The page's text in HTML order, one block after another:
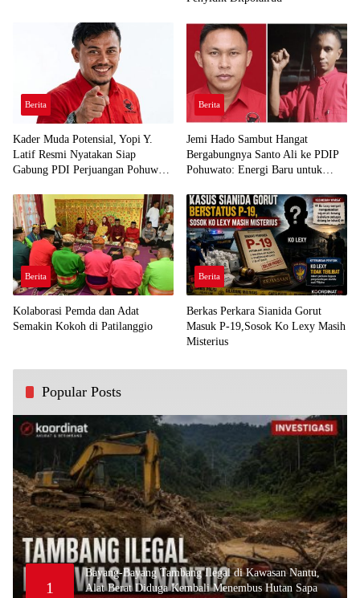
Berita
Kader Muda Potensial, Yopi Y.
Latif Resmi Nyatakan Siap
Gabung PDI Perjuangan Pohuwato
Berita
Jemi Hado Sambut Hangat
Bergabungnya Santo Ali ke PDIP
Pohuwato: Energi Baru untuk
Berita
Kolaborasi Pemda dan Adat
Semakin Kokoh di Patilanggio
Berita
Berkas Perkara Sianida Gorut
Masuk P-19,Sosok Ko Lexy Masih
Misterius
Popular Posts
1
Bayang-Bayang Tambang Ilegal di Kawasan Nantu,
Alat Berat Diduga Kembali Menembus Hutan Sapa